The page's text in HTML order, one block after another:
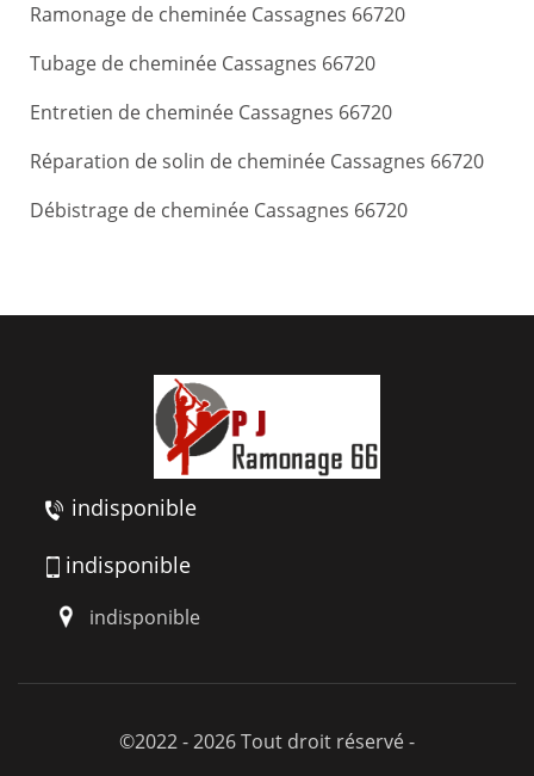
Ramonage de cheminée Cassagnes 66720
Tubage de cheminée Cassagnes 66720
Entretien de cheminée Cassagnes 66720
Réparation de solin de cheminée Cassagnes 66720
Débistrage de cheminée Cassagnes 66720
indisponible
indisponible
indisponible
©2022 - 2026 Tout droit réservé -